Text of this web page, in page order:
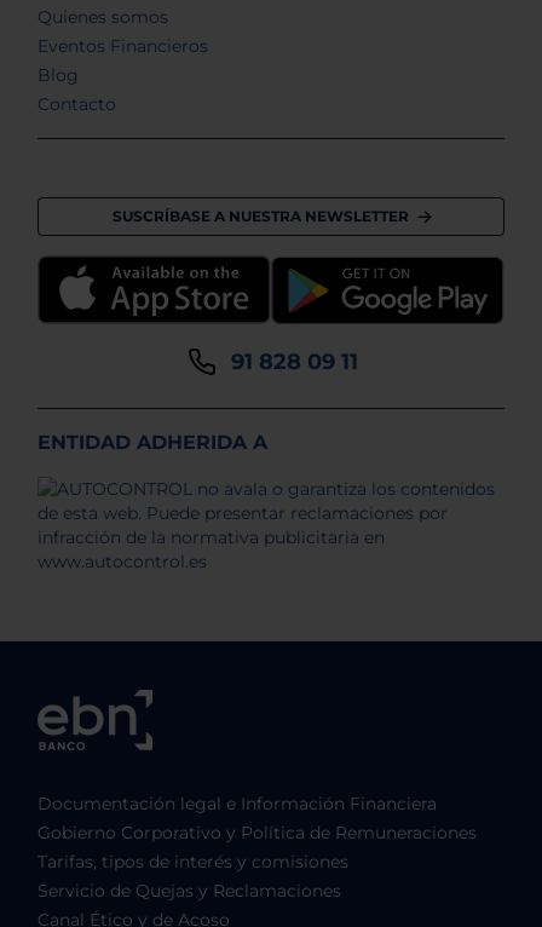
Quienes somos
Eventos Financieros
Blog
Contacto
SUSCRÍBASE A NUESTRA NEWSLETTER
91 828 09 11
ENTIDAD ADHERIDA A
Documentación legal e Información Financiera
Gobierno Corporativo y Política de Remuneraciones
Tarifas, tipos de interés y comisiones
Servicio de Quejas y Reclamaciones
Canal Ético y de Acoso